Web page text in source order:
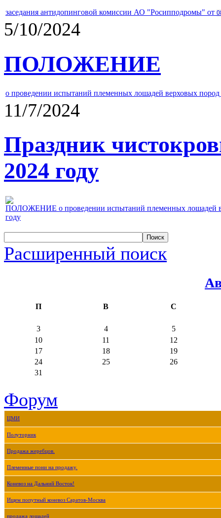
заседания антидопинговой комиссии АО "Росипподромы" от
5/10/2024
ПОЛОЖЕНИЕ
о проведении испытаний племенных лошадей верховых
11/7/2024
Праздник
2024 году
ПОЛОЖЕНИЕ о проведении испытаний племенных лошадей
году
Расширенный поиск
П В С
3 4
5
10
11
12
17
18
19
24
25
26
31
Форум
ЦМИ
Полуторник
Продажа жеребцов.
Племенные пони на продажу.
Коневоз на Дальний Восток!
Ищем попутный коневоз Саратов-Москва
продажа лошадей